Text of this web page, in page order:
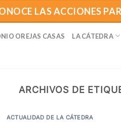
LAS ACCIONES
OREJAS CASAS LA CÁTEDRA
ARCHIVOS DE
ACTUALIDAD DE LA CÁTEDRA